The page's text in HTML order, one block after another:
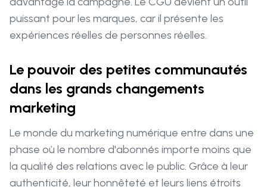
puissant pour les marques, car il présente les
expériences réelles de personnes réelles.
Le pouvoir des petites communautés
dans les grands changements
marketing
Le monde du marketing numérique entre dans une
phase où le nombre d'abonnés importe moins que
la qualité des relations avec le public. Grâce à leur
authenticité, leur honnêteté et leurs liens étroits